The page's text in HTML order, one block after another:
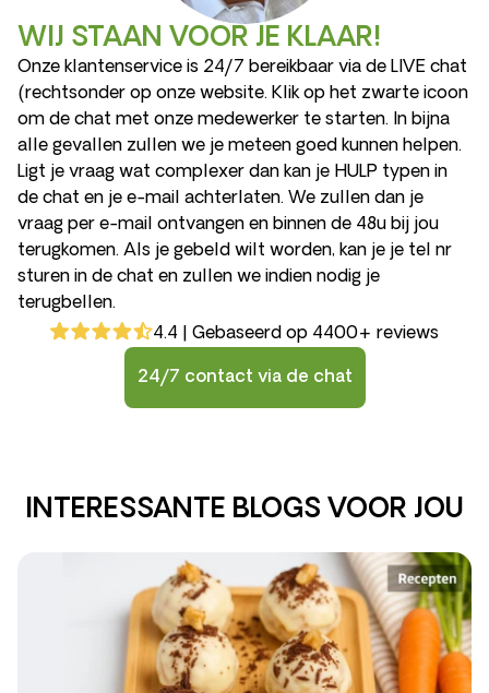
WIJ STAAN VOOR JE KLAAR!
Onze klantenservice is 24/7 bereikbaar via de LIVE chat
(rechtsonder op onze website. Klik op het zwarte icoon
om de chat met onze medewerker te starten. In bijna
alle gevallen zullen we je meteen goed kunnen helpen.
Ligt je vraag wat complexer dan kan je HULP typen in
de chat en je e-mail achterlaten. We zullen dan je
vraag per e-mail ontvangen en binnen de 48u bij jou
terugkomen. Als je gebeld wilt worden, kan je je tel nr
sturen in de chat en zullen we indien nodig je
terugbellen.
4.4 | Gebaseerd op 4400+ reviews
24/7 contact via de chat
INTERESSANTE BLOGS VOOR JOU